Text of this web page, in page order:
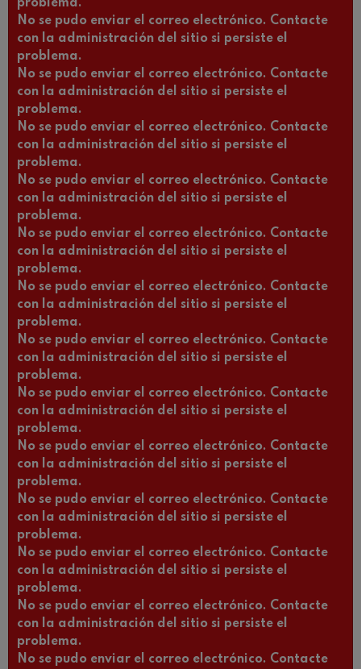
problema.
No se pudo enviar el correo electrónico. Contacte
con la administración del sitio si persiste el
problema.
No se pudo enviar el correo electrónico. Contacte
con la administración del sitio si persiste el
problema.
No se pudo enviar el correo electrónico. Contacte
con la administración del sitio si persiste el
problema.
No se pudo enviar el correo electrónico. Contacte
con la administración del sitio si persiste el
problema.
No se pudo enviar el correo electrónico. Contacte
con la administración del sitio si persiste el
problema.
No se pudo enviar el correo electrónico. Contacte
con la administración del sitio si persiste el
problema.
No se pudo enviar el correo electrónico. Contacte
con la administración del sitio si persiste el
problema.
No se pudo enviar el correo electrónico. Contacte
con la administración del sitio si persiste el
problema.
No se pudo enviar el correo electrónico. Contacte
con la administración del sitio si persiste el
problema.
No se pudo enviar el correo electrónico. Contacte
con la administración del sitio si persiste el
problema.
No se pudo enviar el correo electrónico. Contacte
con la administración del sitio si persiste el
problema.
No se pudo enviar el correo electrónico. Contacte
con la administración del sitio si persiste el
problema.
No se pudo enviar el correo electrónico. Contacte